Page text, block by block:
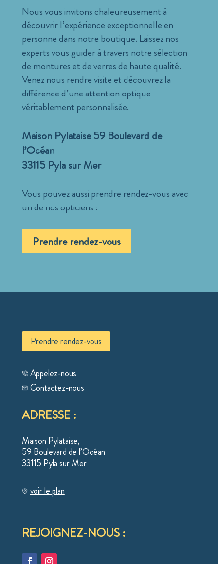
Nous vous invitons chaleureusement à
découvrir l’expérience exceptionnelle en
personne dans notre boutique. Laissez nos
experts vous guider à travers notre sélection
de montures et de verres de haute qualité.
Venez nous rendre visite et découvrez la
différence d’une attention optique
véritablement personnalisée.
Maison Pylataise 59 Boulevard de
l’Océan
33115 Pyla sur Mer
Vous pouvez aussi prendre rendez-vous avec
un de nos opticiens :
Prendre rendez-vous
Prendre rendez-vous
Appelez-nous
Contactez-nous
ADRESSE :
Maison Pylataise,
59 Boulevard de l’Océan
33115 Pyla sur Mer
voir le plan
REJOIGNEZ-NOUS :